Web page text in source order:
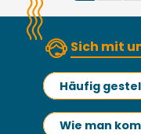
Sich mit
Häufig
Wie man